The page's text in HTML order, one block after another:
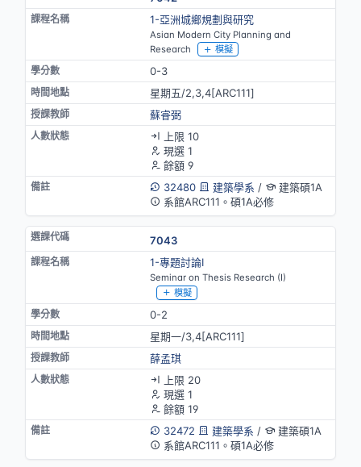
1-亞洲城鄉規劃與研究
Asian Modern City Planning and
Research
模擬
0-3
星期五/2,3,4[ARC111]
蘇睿弼
上限 10
現選 1
餘額 9
32480
建築學系 /
建築碩1A
系館ARC111。碩1A必修
7043
1-專題討論Ⅰ
Seminar on Thesis Research (I)
模擬
0-2
星期一/3,4[ARC111]
薛孟琪
上限 20
現選 1
餘額 19
32472
建築學系 /
建築碩1A
系館ARC111。碩1A必修